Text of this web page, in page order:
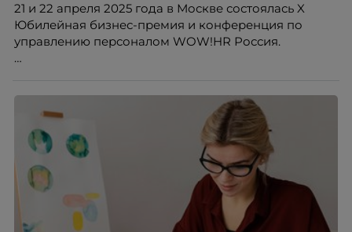
Тимур Соколов, ключевой эксперт по
стратегическому развитию и формированию
культуры лидерства в организациях.
21 и 22 апреля 2025 года в Москве состоялась X
Юбилейная бизнес-премия и конференция по
управлению персоналом WOW!HR Россия.
номинантов и гостей мероприятия.